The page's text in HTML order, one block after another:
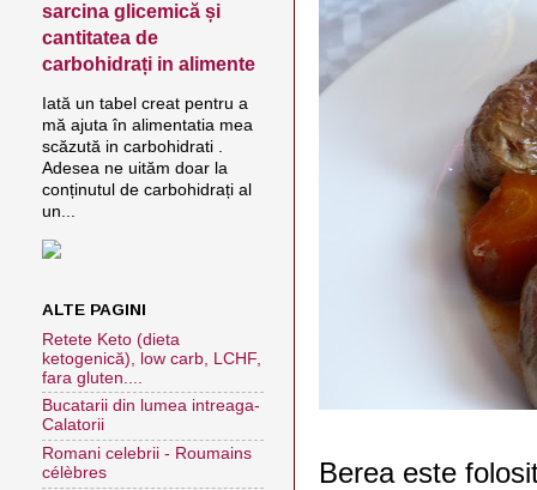
Berea este
sarcina glicemică și
cantitatea de
carbohidrați in alimente
Iată un tabel creat pentru a
mă ajuta în alimentatia mea
scăzută in carbohidrati .
Adesea ne uităm doar la
conținutul de carbohidrați al
un...
ALTE PAGINI
Retete Keto (dieta
ketogenică), low carb, LCHF,
fara gluten....
Bucatarii din lumea intreaga-
Calatorii
Romani celebrii - Roumains
célèbres